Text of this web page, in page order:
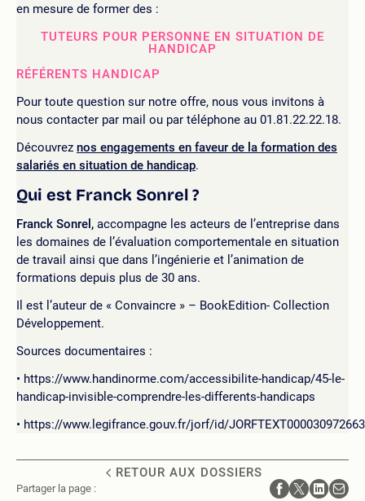
en mesure de former des :
TUTEURS POUR PERSONNE EN SITUATION DE
HANDICAP
RÉFÉRENTS HANDICAP
Pour toute question sur notre offre, nous vous invitons à
nous contacter par mail ou par téléphone au 01.81.22.22.18.
Découvrez nos engagements en faveur de la formation des
salariés en situation de handicap.
Qui est Franck Sonrel ?
Franck Sonrel, accompagne les acteurs de l’entreprise dans
les domaines de l’évaluation comportementale en situation
de travail ainsi que dans l’ingénierie et l’animation de
formations depuis plus de 30 ans.
Il est l’auteur de « Convaincre » – BookEdition- Collection
Développement.
Sources documentaires :
https://www.handinorme.com/accessibilite-handicap/45-le-
handicap-invisible-comprendre-les-differents-handicaps
https://www.legifrance.gouv.fr/jorf/id/JORFTEXT000030972663
RETOUR AUX DOSSIERS
Partager la page :